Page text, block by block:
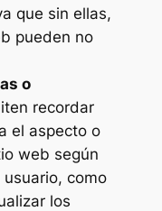
que sin ellas,
pueden no
o
recordar
el aspecto o
web según
como
los